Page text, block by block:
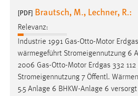
[PDF] Brautsch, M., Lechner, R.:
Relevanz:
Industrie 1991 Gas-Otto-Motor
wärmegeführt Stromeigennutzung 6
2006 Gas-Otto-Motor Erdgas 332
Stromeigennutzung 7 Öffentl.
5.5 Anlage 6 BHKW-Anlage 6
Performance
Name:
staticfilecache
Zweck:
Für performante Seitenauslieferung
gespeichert, ob man eingeloggt ist.